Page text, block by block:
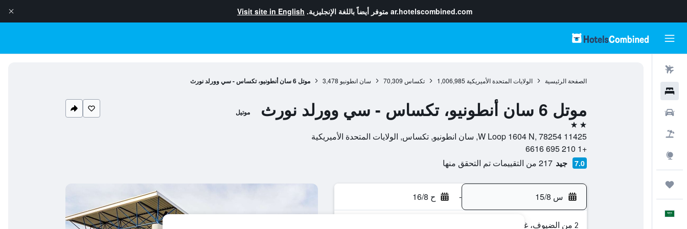
ar.hotelscombined.com متوفر أيضاً باللغة الإنجليزية. Visit site in English
الصفحة الرئيسية الولايات المتحدة الأميريكية 1,006,985 تكساس 70,309 سان انطونيو 3,478 موتل 6 سان أنطونيو، تكساس - سي وورلد نورث
موتل 6 سان أنطونيو، تكساس - سي وورلد نورث موتيل
2 نجمتين
11425 W Loop 1604 N, 78254, سان انطونيو, تكساس, الولايات المتحدة الأميريكية
+1 210 695 6616
7.0 جيد 217 من التقييمات تم التحقق منها
س 15/8 - ح 16/8
2 من الضيوف، غرفة واحدة